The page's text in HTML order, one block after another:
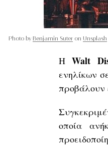
Photo by Benjamin Suter on Unsplash
ΗWalt
ενηλίκων
προβάλουν
οποία